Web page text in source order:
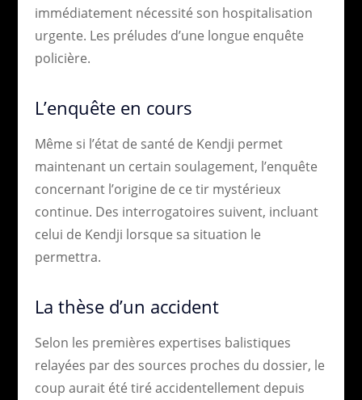
immédiatement nécessité son hospitalisation
urgente. Les préludes d’une longue enquête
policière.
L’enquête en cours
Même si l’état de santé de Kendji permet
maintenant un certain soulagement, l’enquête
concernant l’origine de ce tir mystérieux
continue. Des interrogatoires suivent, incluant
celui de Kendji lorsque sa situation le
permettra.
La thèse d’un accident
Selon les premières expertises balistiques
relayées par des sources proches du dossier, le
coup aurait été tiré accidentellement depuis